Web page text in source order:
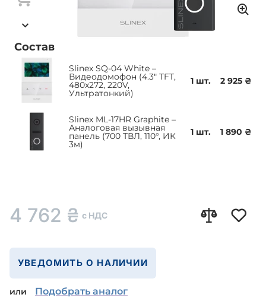
Состав
Slinex SQ-04 White –
Видеодомофон (4.3" TFT,
480x272, 220V,
Ультратонкий)
1 шт. 2 925 ₴
Slinex ML-17HR Graphite –
Аналоговая вызывная
панель (700 ТВЛ, 110°, ИК
3м)
1 шт. 1 890 ₴
4 762 ₴ с НДС
УВЕДОМИТЬ О НАЛИЧИИ
или Подобрать аналог